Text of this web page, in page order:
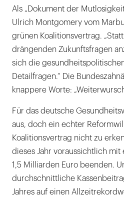
Als „Dokument der
Ulrich Montgomery vom
grünen Koalitionsvertrag.
drängenden Zukunftsfragen
sich die
Detailfragen.“ Die
knappere Worte:
Für das deutsche
aus, doch ein echter
Koalitionsvertrag nicht zu
dieses Jahr voraussichtlich
1,5 Milliarden Euro beenden.
durchschnittliche
Jahres auf einen